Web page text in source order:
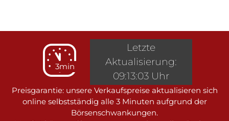
3min
Preisgarantie: unsere Verkaufspreise aktualisieren sich
online selbstständig alle 3 Minuten aufgrund der
Börsenschwankungen.
Letzte
Aktualisierung:
09:13:03 Uhr